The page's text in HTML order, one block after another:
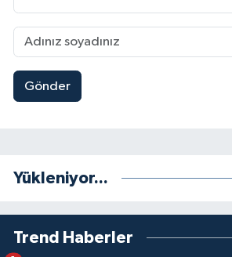
Gönder
Yükleniyor...
Trend Haberler